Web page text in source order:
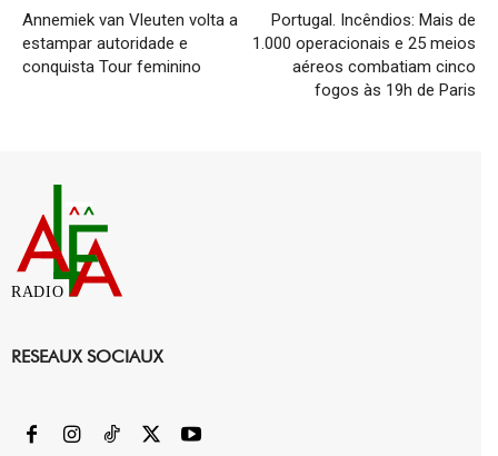
Annemiek van Vleuten volta a
estampar autoridade e
conquista Tour feminino
Portugal. Incêndios: Mais de
1.000 operacionais e 25 meios
aéreos combatiam cinco
fogos às 19h de Paris
RADIO
RESEAUX SOCIAUX